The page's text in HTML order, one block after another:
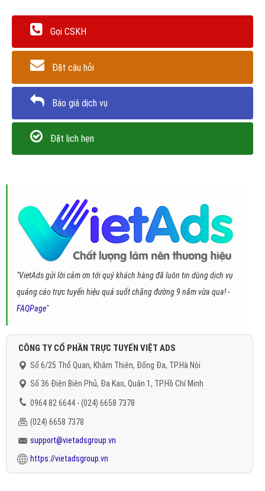
Gọi CSKH
Đặt câu hỏi
Báo giá dịch vụ
Đặt lịch hẹn
"VietAds gửi lời cảm ơn tới quý khách hàng đã luôn tin dùng dịch vụ
quảng cáo trực tuyến hiệu quả suốt chặng đường 9 năm vừa qua! -
FAQPage"
CÔNG TY CỔ PHẦN TRỰC TUYẾN VIỆT ADS
Số 6/25 Thổ Quan, Khâm Thiên, Đống Đa, TP.Hà Nội
Số 36 Điện Biên Phủ, Đa Kao, Quận 1, TP.Hồ Chí Minh
0964 82 6644 - (024) 6658 7378
(024) 6658 7378
support@vietadsgroup.vn
https://vietadsgroup.vn